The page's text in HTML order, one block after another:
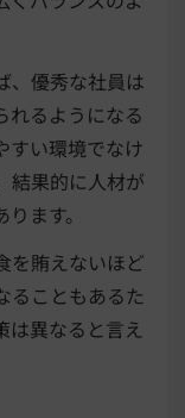
、優秀な社員は
れるようになる
すい環境でなけ
結果的に人材が
ます。
を賄えないほど
ることもあるた
異なると言え